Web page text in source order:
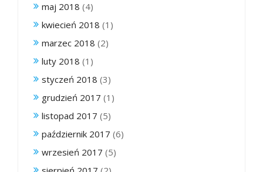
maj 2018 (4)
kwiecień 2018 (1)
marzec 2018 (2)
luty 2018 (1)
styczeń 2018 (3)
grudzień 2017 (1)
listopad 2017 (5)
październik 2017 (6)
wrzesień 2017 (5)